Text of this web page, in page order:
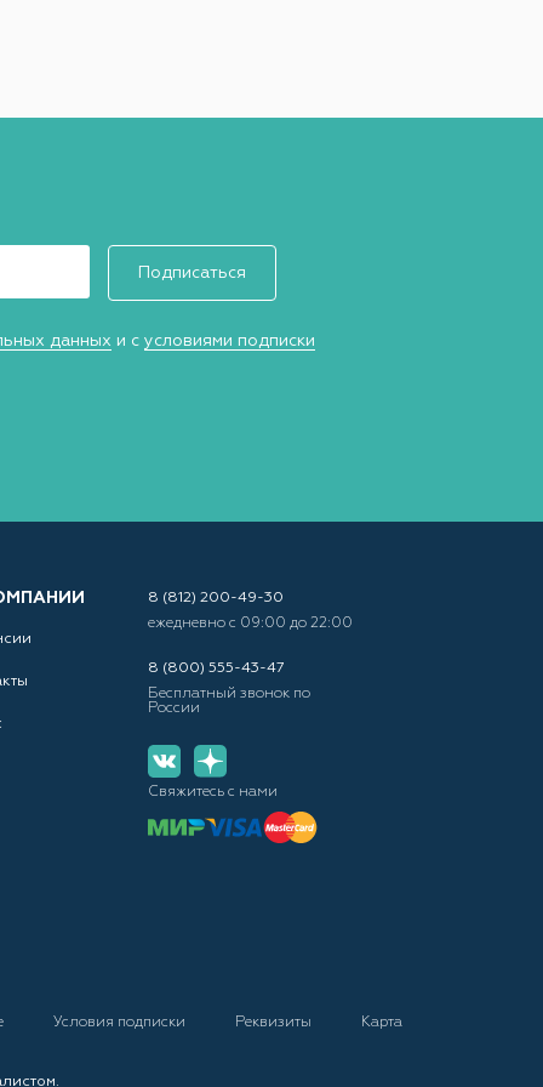
Подписаться
данных и с условиями подписки
8 (812) 200-49-30
ежедневно с 09:00 до 22:00
8 (800) 555-43-47
Бесплатный звонок по
России
Свяжитесь с нами
Условия подписки Реквизиты
Карта